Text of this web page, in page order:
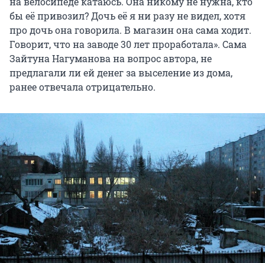
бы её привозил? Дочь её я ни разу не видел, хотя
про дочь она говорила. В магазин она сама ходит.
Говорит, что на заводе 30 лет проработала». Сама
Зайтуна Нагуманова на вопрос автора, не
предлагали ли ей денег за выселение из дома,
ранее отвечала отрицательно.